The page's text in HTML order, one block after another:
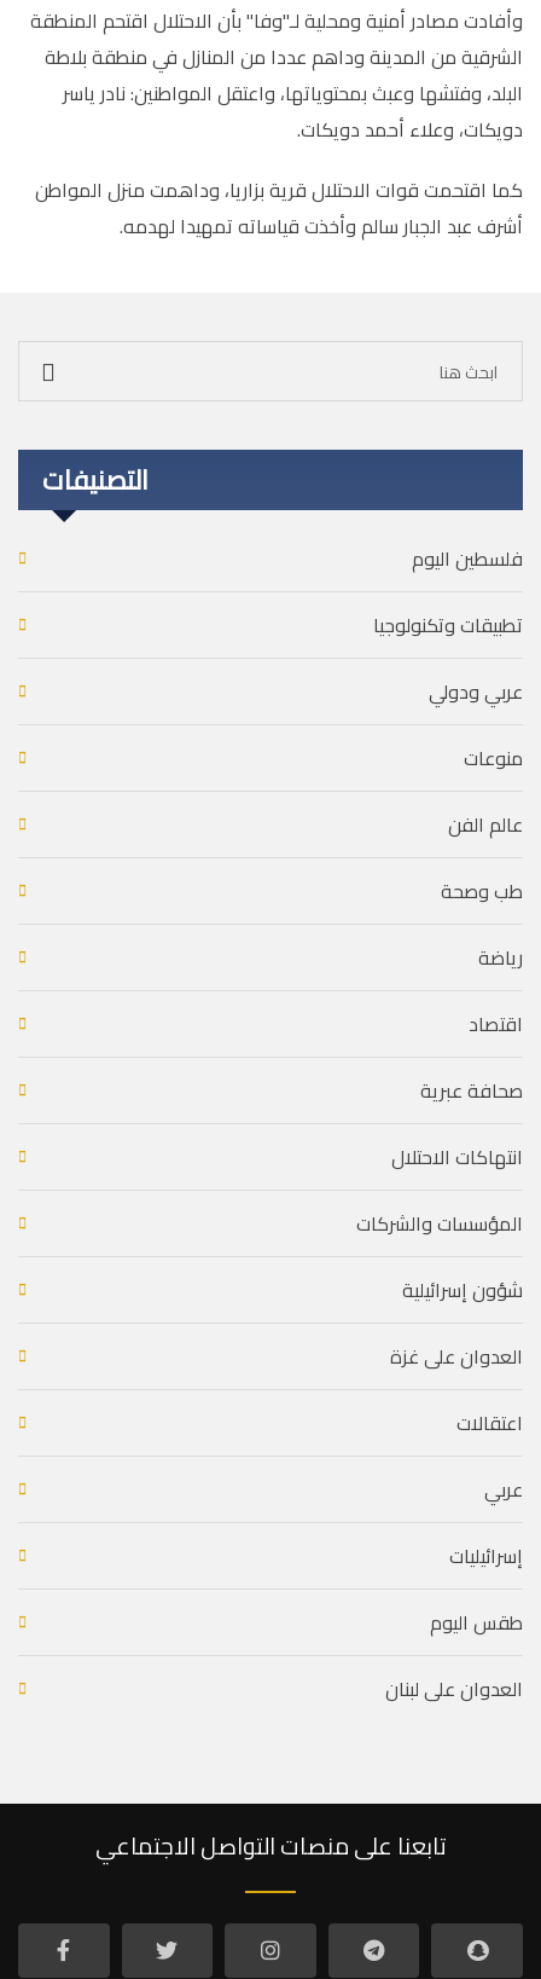
وأفادت مصادر أمنية ومحلية لـ"وفا" بأن الاحتلال اقتحم المنطقة
الشرقية من المدينة وداهم عددا من المنازل في منطقة بلاطة
البلد، وفتشها وعبث بمحتوياتها، واعتقل المواطنين: نادر ياسر
دويكات، وعلاء أحمد دويكات.
كما اقتحمت قوات الاحتلال قرية بزاريا، وداهمت منزل المواطن
أشرف عبد الجبار سالم وأخذت قياساته تمهيدا لهدمه.
التصنيفات
فلسطين اليوم
تطبيقات وتكنولوجيا
عربي ودولي
منوعات
عالم الفن
طب وصحة
رياضة
اقتصاد
صحافة عبرية
انتهاكات الاحتلال
المؤسسات والشركات
شؤون إسرائيلية
العدوان على غزة
اعتقالات
عربي
إسرائيليات
طقس اليوم
العدوان على لبنان
تابعنا على منصات التواصل الاجتماعي